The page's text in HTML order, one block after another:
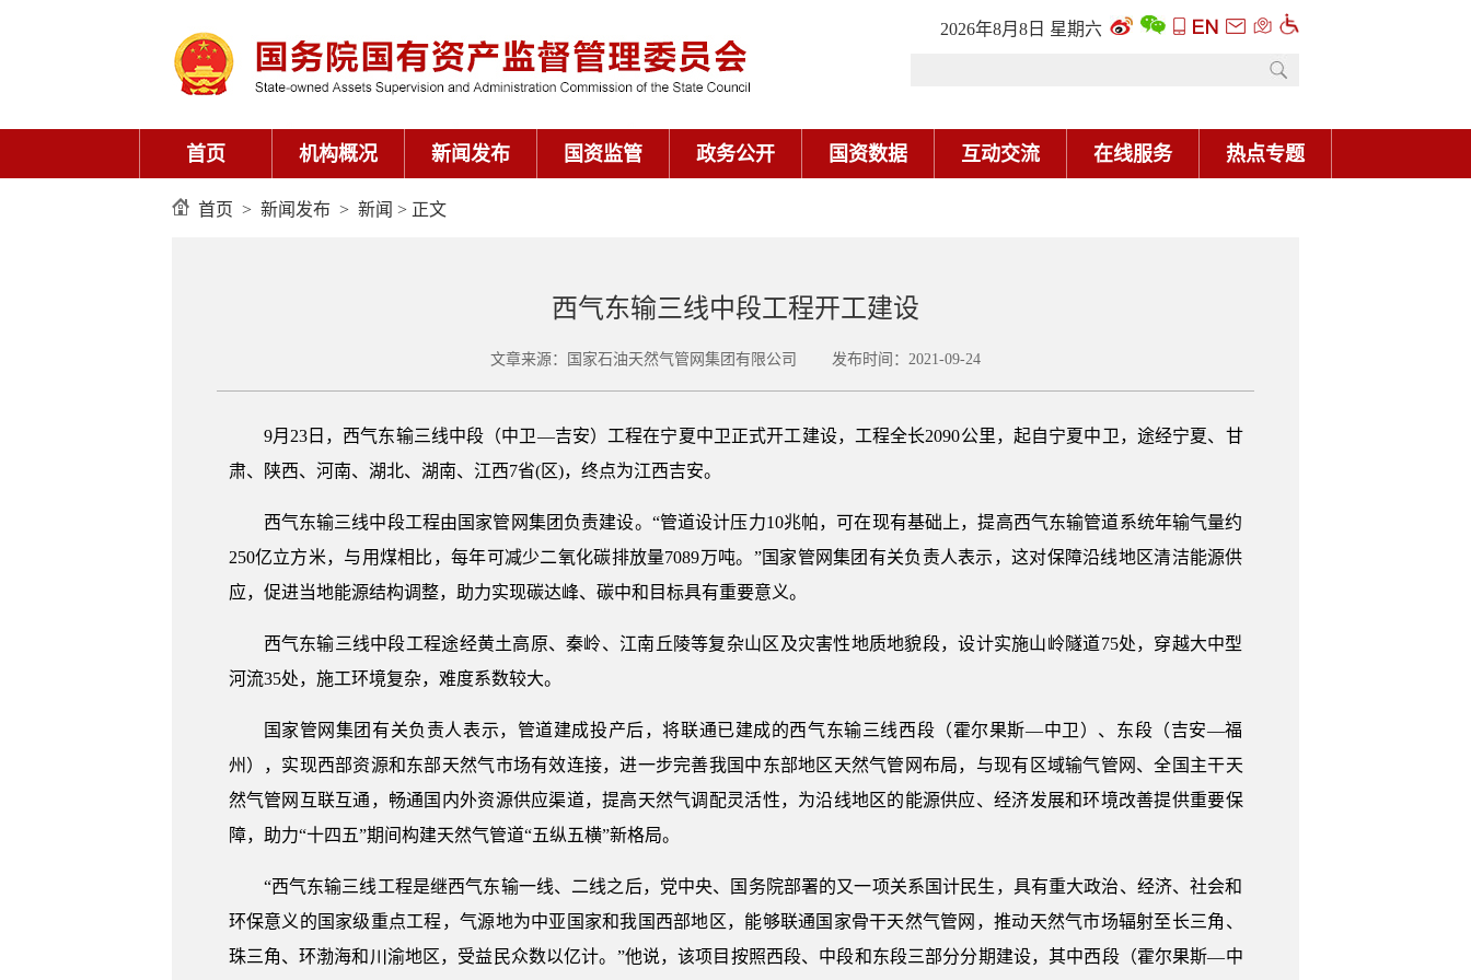
2026年8月8日 星期六
首页 机构概况 新闻发布 国资监管 政务公开 国资数据 互动交流 在线服务 热点专题
首页 > 新闻发布 > 新闻 > 正文
西气东输三线中段工程开工建设
文章来源：国家石油天然气管网集团有限公司 发布时间：2021-09-24
9月23日，西气东输三线中段（中卫—吉安）工程在宁夏中卫正式开工建设，工程全长2090公里，起自宁夏中卫，途经宁夏、甘
肃、陕西、河南、湖北、湖南、江西7省(区)，终点为江西吉安。
西气东输三线中段工程由国家管网集团负责建设。“管道设计压力10兆帕，可在现有基础上，提高西气东输管道系统年输气量约
250亿立方米，与用煤相比，每年可减少二氧化碳排放量7089万吨。”国家管网集团有关负责人表示，这对保障沿线地区清洁能源供
应，促进当地能源结构调整，助力实现碳达峰、碳中和目标具有重要意义。
西气东输三线中段工程途经黄土高原、秦岭、江南丘陵等复杂山区及灾害性地质地貌段，设计实施山岭隧道75处，穿越大中型
河流35处，施工环境复杂，难度系数较大。
国家管网集团有关负责人表示，管道建成投产后，将联通已建成的西气东输三线西段（霍尔果斯—中卫）、东段（吉安—福
州），实现西部资源和东部天然气市场有效连接，进一步完善我国中东部地区天然气管网布局，与现有区域输气管网、全国主干天
然气管网互联互通，畅通国内外资源供应渠道，提高天然气调配灵活性，为沿线地区的能源供应、经济发展和环境改善提供重要保
障，助力“十四五”期间构建天然气管道“五纵五横”新格局。
“西气东输三线工程是继西气东输一线、二线之后，党中央、国务院部署的又一项关系国计民生，具有重大政治、经济、社会和
环保意义的国家级重点工程，气源地为中亚国家和我国西部地区，能够联通国家骨干天然气管网，推动天然气市场辐射至长三角、
珠三角、环渤海和川渝地区，受益民众数以亿计。”他说，该项目按照西段、中段和东段三部分分期建设，其中西段（霍尔果斯—中